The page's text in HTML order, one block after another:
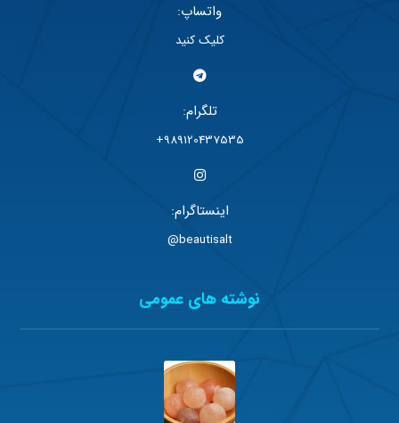
واتساپ:
کلیک کنید
تلگرام:
989120437535+
اینستاگرام:
beautisalt@
نوشته های عمومی